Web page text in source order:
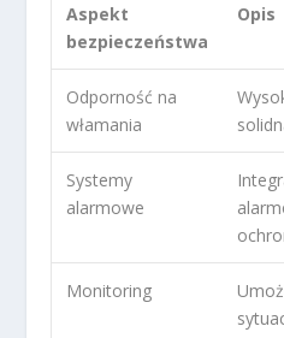
Aspekt
bezpieczeństwa
Opis
Odporność na
włamania
Systemy
alarmowe
Monitoring